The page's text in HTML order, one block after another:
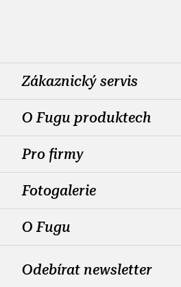
Zákaznický servis
O Fugu produktech
Pro firmy
Fotogalerie
O Fugu
Odebírat newsletter